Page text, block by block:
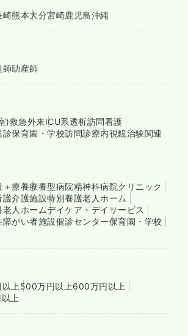
崎熊本大分宮崎鹿児島沖縄
師助産師
)救急外来ICU系透析訪問看護
診保育園・学校訪問診療内視鏡治験関連
＋療養療養型病院精神科病院クリニック
護介護施設特別養護老人ホーム
老人ホームデイケア・デイサービス
障がい者施設健診センター保育園・学校
上 500万円以上600万円以上
上